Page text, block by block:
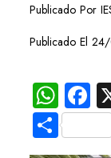
Publicado Por
Publicado El